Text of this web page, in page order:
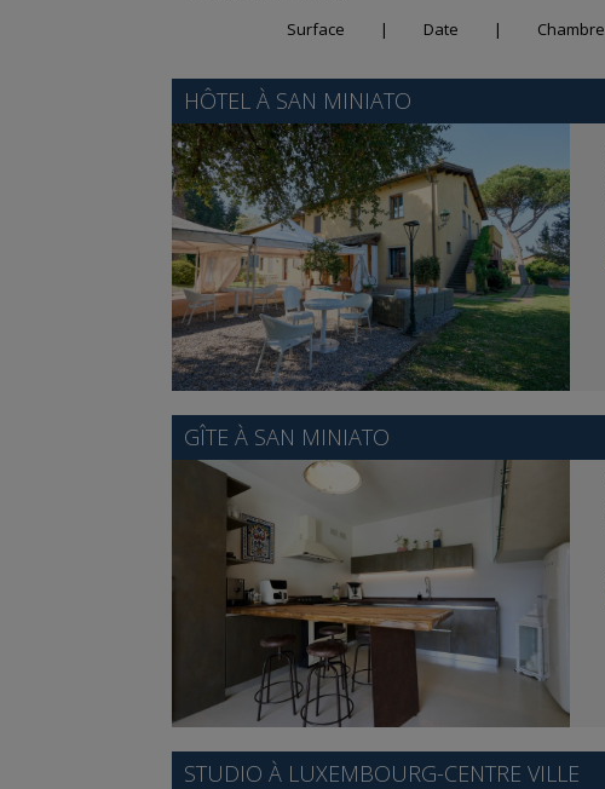
Surface
| Date | Chambre
HÔTEL À SAN MINIATO
GÎTE À SAN MINIATO
STUDIO À LUXEMBOURG-CENTRE VILLE